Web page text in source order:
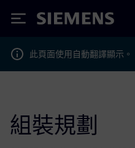
Siemens
此頁面使用自動翻譯顯示。
組裝規劃